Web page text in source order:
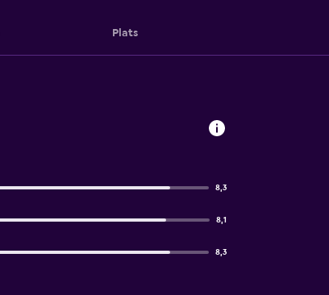
Plats
8,3
8,1
8,3